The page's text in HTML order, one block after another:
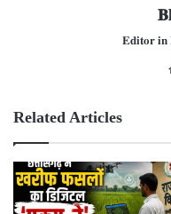
𝐄𝐝𝐢𝐭𝐨𝐫
Related Articles